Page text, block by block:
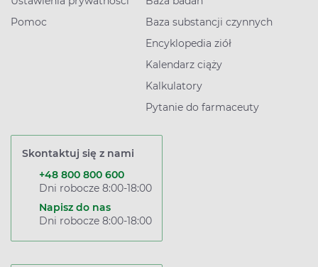
Pomoc
Baza substancji czynnych
Encyklopedia ziół
Kalendarz ciąży
Kalkulatory
Pytanie do farmaceuty
Skontaktuj się z nami
+48 800 800 600
Dni robocze 8:00-18:00
Napisz do nas
Dni robocze 8:00-18:00